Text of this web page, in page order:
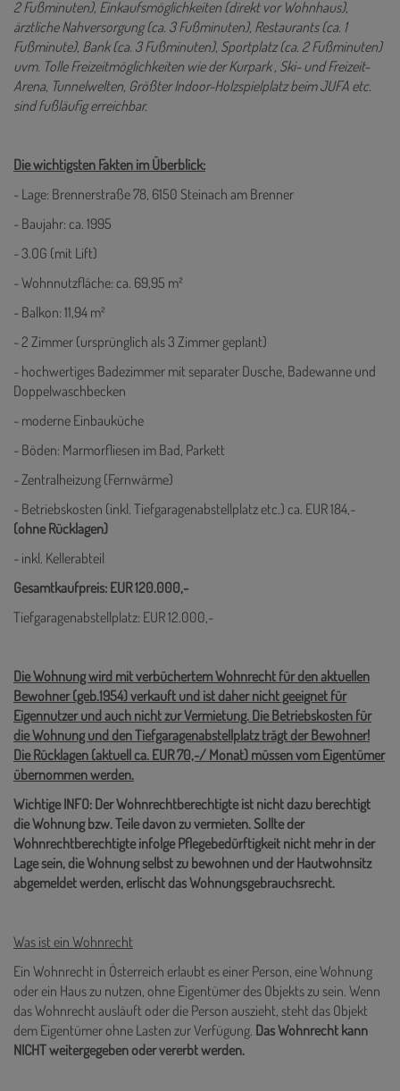
2 Fußminuten), Einkaufsmöglichkeiten (direkt vor Wohnhaus),
ärztliche Nahversorgung (ca. 3 Fußminuten), Restaurants (ca. 1
Fußminute), Bank (ca. 3 Fußminuten), Sportplatz (ca. 2 Fußminuten)
uvm. Tolle Freizeitmöglichkeiten wie der Kurpark , Ski- und Freizeit-
Arena, Tunnelwelten, Größter Indoor-Holzspielplatz beim JUFA etc.
sind fußläufig erreichbar.
Die wichtigsten Fakten im Überblick:
- Lage: Brennerstraße 78, 6150 Steinach am Brenner
- Baujahr: ca. 1995
- 3.OG (mit Lift)
- Wohnnutzfläche: ca. 69,95 m²
- Balkon: 11,94 m²
- 2 Zimmer (ursprünglich als 3 Zimmer geplant)
- hochwertiges Badezimmer mit separater Dusche, Badewanne und
Doppelwaschbecken
- moderne Einbauküche
- Böden: Marmorfliesen im Bad, Parkett
- Zentralheizung (Fernwärme)
- Betriebskosten (inkl. Tiefgaragenabstellplatz etc.) ca. EUR 184,-
(ohne Rücklagen)
- inkl. Kellerabteil
Gesamtkaufpreis: EUR 120.000,-
Tiefgaragenabstellplatz: EUR 12.000,-
Die Wohnung wird mit verbüchertem Wohnrecht für den aktuellen
Bewohner (geb.1954) verkauft und ist daher nicht geeignet für
Eigennutzer und auch nicht zur Vermietung. Die Betriebskosten für
die Wohnung und den Tiefgaragenabstellplatz trägt der Bewohner!
Die Rücklagen (aktuell ca. EUR 70,-/ Monat) müssen vom Eigentümer
übernommen werden.
Wichtige INFO: Der Wohnrechtberechtigte ist nicht dazu berechtigt
die Wohnung bzw. Teile davon zu vermieten. Sollte der
Wohnrechtberechtigte infolge Pflegebedürftigkeit nicht mehr in der
Lage sein, die Wohnung selbst zu bewohnen und der Hautwohnsitz
abgemeldet werden, erlischt das Wohnungsgebrauchsrecht.
Was ist ein Wohnrecht
Ein Wohnrecht in Österreich erlaubt es einer Person, eine Wohnung
oder ein Haus zu nutzen, ohne Eigentümer des Objekts zu sein. Wenn
das Wohnrecht ausläuft oder die Person auszieht, steht das Objekt
dem Eigentümer ohne Lasten zur Verfügung. Das Wohnrecht kann
NICHT weitergegeben oder vererbt werden.